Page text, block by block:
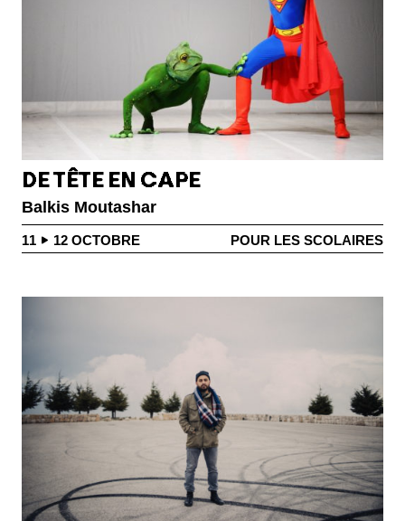
DE TÊTE EN CAPE
Balkis Moutashar
11 12 OCTOBRE POUR LES SCOLAIRES